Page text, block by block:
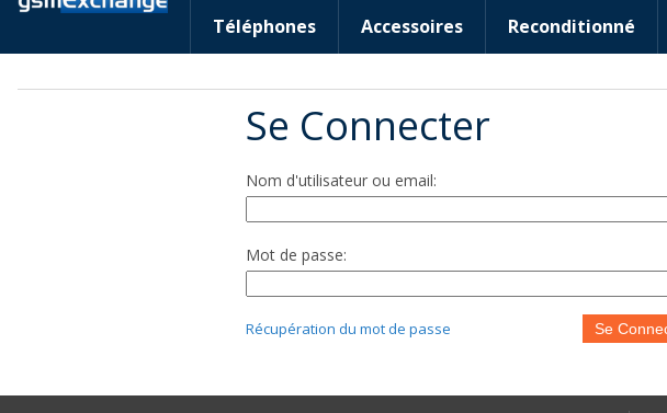
Téléphones Accessoires Reconditionné
Se Connecter
Nom d'utilisateur ou email:
Mot de passe:
Récupération du mot de passe Se